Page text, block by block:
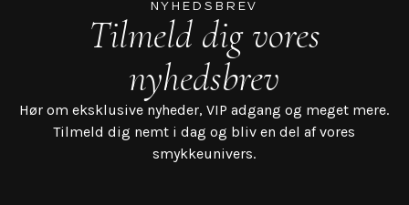
NYHEDSBREV
Tilmeld dig vores
nyhedsbrev
Hør om eksklusive nyheder, VIP adgang og meget mere.
Tilmeld dig nemt i dag og bliv en del af vores
smykkeunivers.